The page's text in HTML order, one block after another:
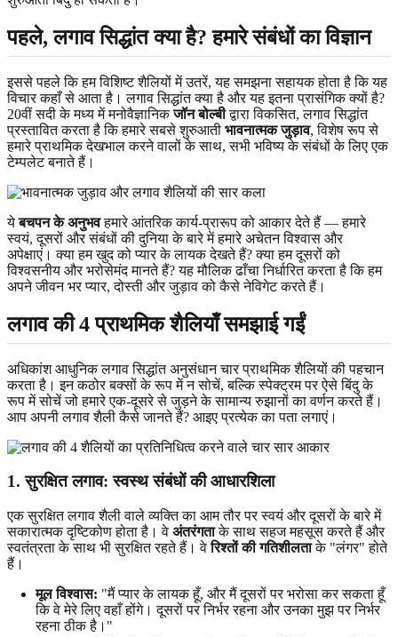
पहले, लगाव सिद्धांत क्या है? हमारे संबंधों का विज्ञान
इससे पहले कि हम विशिष्ट शैलियों में उतरें, यह समझना सहायक होता है कि यह
विचार कहाँ से आता है। लगाव सिद्धांत क्या है और यह इतना प्रासंगिक क्यों है?
20वीं सदी के मध्य में मनोवैज्ञानिकजॉन बोल्बीद्वारा विकसित, लगाव सिद्धांत
प्रस्तावित करता है कि हमारे सबसे शुरुआती भावनात्मक जुड़ाव, विशेष रूप से
हमारे प्राथमिक देखभाल करने वालों के साथ, सभी भविष्य के संबंधों के लिए एक
टेम्पलेट बनाते हैं।
येबचपन के अनुभवहमारे आंतरिक कार्य-प्रारूप को आकार देते हैं — हमारे
स्वयं, दूसरों और संबंधों की दुनिया के बारे में हमारे अचेतन विश्वास और
अपेक्षाएं। क्या हम खुद को प्यार के लायक देखते हैं? क्या हम दूसरों को
विश्वसनीय और भरोसेमंद मानते हैं? यह मौलिक ढाँचा निर्धारित करता है कि हम
अपने जीवन भर प्यार, दोस्ती और जुड़ाव को कैसे नेविगेट करते हैं।
लगाव की 4 प्राथमिक शैलियाँ समझाई गईं
अधिकांश आधुनिक लगाव सिद्धांत अनुसंधान चार प्राथमिक शैलियों की पहचान
करता है। इन कठोर बक्सों के रूप में न सोचें, बल्कि स्पेक्ट्रम पर ऐसे बिंदु के
रूप में सोचें जो हमारे एक-दूसरे से जुड़ने के सामान्य रुझानों का वर्णन करते हैं।
आप अपनी लगाव शैली कैसे जानते हैं? आइए प्रत्येक का पता लगाएं।
1. सुरक्षित लगाव: स्वस्थ संबंधों की आधारशिला
एक सुरक्षित लगाव शैली वाले व्यक्ति का आम तौर पर स्वयं और दूसरों के बारे में
सकारात्मक दृष्टिकोण होता है। वे अंतरंगताके साथ सहज महसूस करते हैं और
स्वतंत्रता के साथ भी सुरक्षित रहते हैं। वेरिश्तों की गतिशीलताके "लंगर" होते
हैं।
मूल विश्वास: "मैं प्यार के लायक हूँ, और मैं दूसरों पर भरोसा कर सकता हूँ
कि वे मेरे लिए वहाँ होंगे। दूसरों पर निर्भर रहना और उनका मुझ पर निर्भर
रहना ठीक है।"